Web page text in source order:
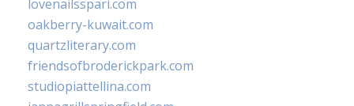
lovenailsspari.com
oakberry-kuwait.com
quartzliterary.com
friendsofbroderickpark.com
studiopiattellina.com